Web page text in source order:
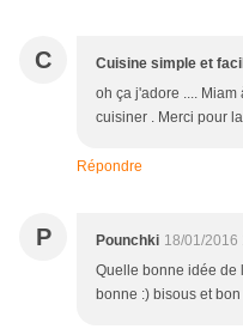
C Cuisine simple et
oh ça j'adore ....
cuisiner . Merci pour
Répondre
P Pounchki 18/01/2016
Quelle bonne idée de
bonne :) bisous et